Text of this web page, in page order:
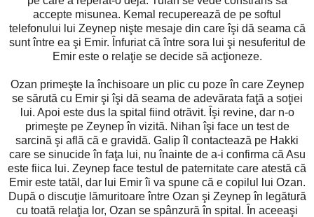
accepte misunea. Kemal recuperează de pe softul
telefonului lui Zeynep nişte mesaje din care îşi dă seama că
sunt între ea şi Emir. Înfuriat că între sora lui şi nesuferitul de
Emir este o relaţie se decide să acţioneze.
Ozan primeşte la închisoare un plic cu poze în care Zeynep
se sărută cu Emir şi îşi dă seama de adevărata faţă a soţiei
lui. Apoi este dus la spital fiind otrăvit. Îşi revine, dar n-o
primeşte pe Zeynep în vizită. Nihan îşi face un test de
sarcină şi află că e gravidă. Galip îl contactează pe Hakki
care se sinucide în faţa lui, nu înainte de a-i confirma că Asu
este fiica lui. Zeynep face testul de paternitate care atestă că
Emir este tatăl, dar lui Emir îi va spune că e copilul lui Ozan.
După o discuţie lămuritoare între Ozan şi Zeynep în legătură
cu toată relaţia lor, Ozan se spânzură în spital. În aceeaşi